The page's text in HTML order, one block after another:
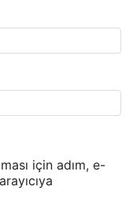
için adım, e-